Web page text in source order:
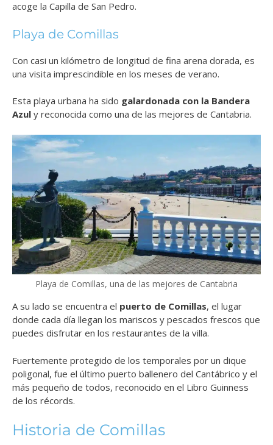
acoge la Capilla de San Pedro.
Playa de Comillas
Con casi un kilómetro de longitud de fina arena dorada, es
una visita imprescindible en los meses de verano.
Esta playa urbana ha sido galardonada con la Bandera
Azul y reconocida como una de las mejores de Cantabria.
Playa de Comillas, una de las mejores de Cantabria
A su lado se encuentra el puerto de Comillas, el lugar
donde cada día llegan los mariscos y pescados frescos que
puedes disfrutar en los restaurantes de la villa.
Fuertemente protegido de los temporales por un dique
poligonal, fue el último puerto ballenero del Cantábrico y el
más pequeño de todos, reconocido en el Libro Guinness
de los récords.
Historia de Comillas